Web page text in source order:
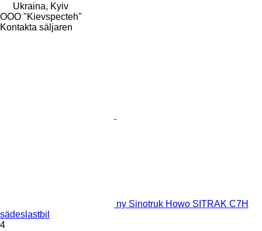
Ukraina, Kyiv
OOO "Kievspecteh"
Kontakta säljaren
ny Sinotruk Howo SITRAK C7H
sädeslastbil
4